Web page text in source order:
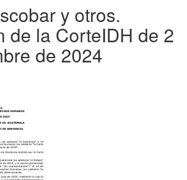
y otros.
de la CorteIDH de 2
de 2024